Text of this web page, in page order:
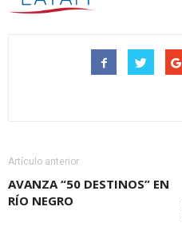
Artículo anterior
AVANZA “50 DESTINOS” EN
RÍO NEGRO